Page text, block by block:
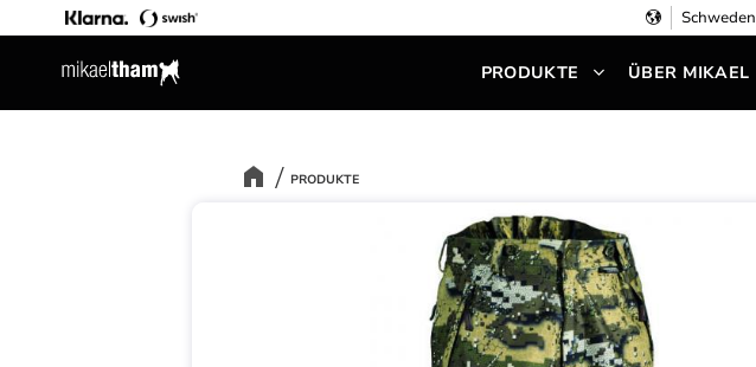
Schweden
PRODUKTE ÜBER MIKAEL
PRODUKTE